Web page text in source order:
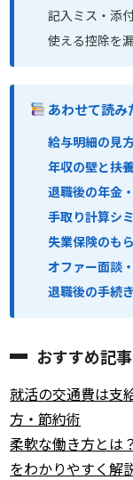
記入ミス・添
使える控除を
あわせて読み
給与明細の見
年収の壁と扶
退職後の年金
手取り計算シ
失業保険のも
オファー面談
退職後の手続
おすすめ記
就活の交通費は支
方・節約術
柔軟な働き方とは
をわかりやすく解